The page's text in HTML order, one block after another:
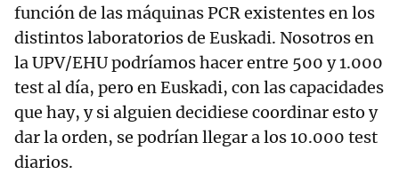
función de las máquinas PCR existentes en los
distintos laboratorios de Euskadi. Nosotros en
la UPV/EHU podríamos hacer entre 500 y 1.000
test al día, pero en Euskadi, con las capacidades
que hay, y si alguien decidiese coordinar esto y
dar la orden, se podrían llegar a los 10.000 test
diarios.